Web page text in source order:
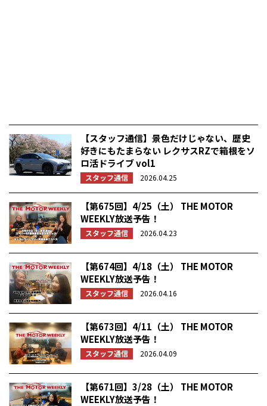
【スタッフ通信】景色だけじゃない、歴史
好きにもたまらない レクサスRZで箱根をソ
ロ活ドライブ vol1
スタッフ通信 2026.04.25
【第675回】4/25（土） THE MOTOR
WEEKLY放送予告！
スタッフ通信 2026.04.23
【第674回】4/18（土） THE MOTOR
WEEKLY放送予告！
スタッフ通信 2026.04.16
【第673回】4/11（土） THE MOTOR
WEEKLY放送予告！
スタッフ通信 2026.04.09
【第671回】3/28（土） THE MOTOR
WEEKLY放送予告！